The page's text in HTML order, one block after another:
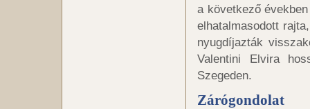
a következő
elhatalmasodott
nyugdíjazták
Valentini Elvira
Szegeden.
Zárógondolat